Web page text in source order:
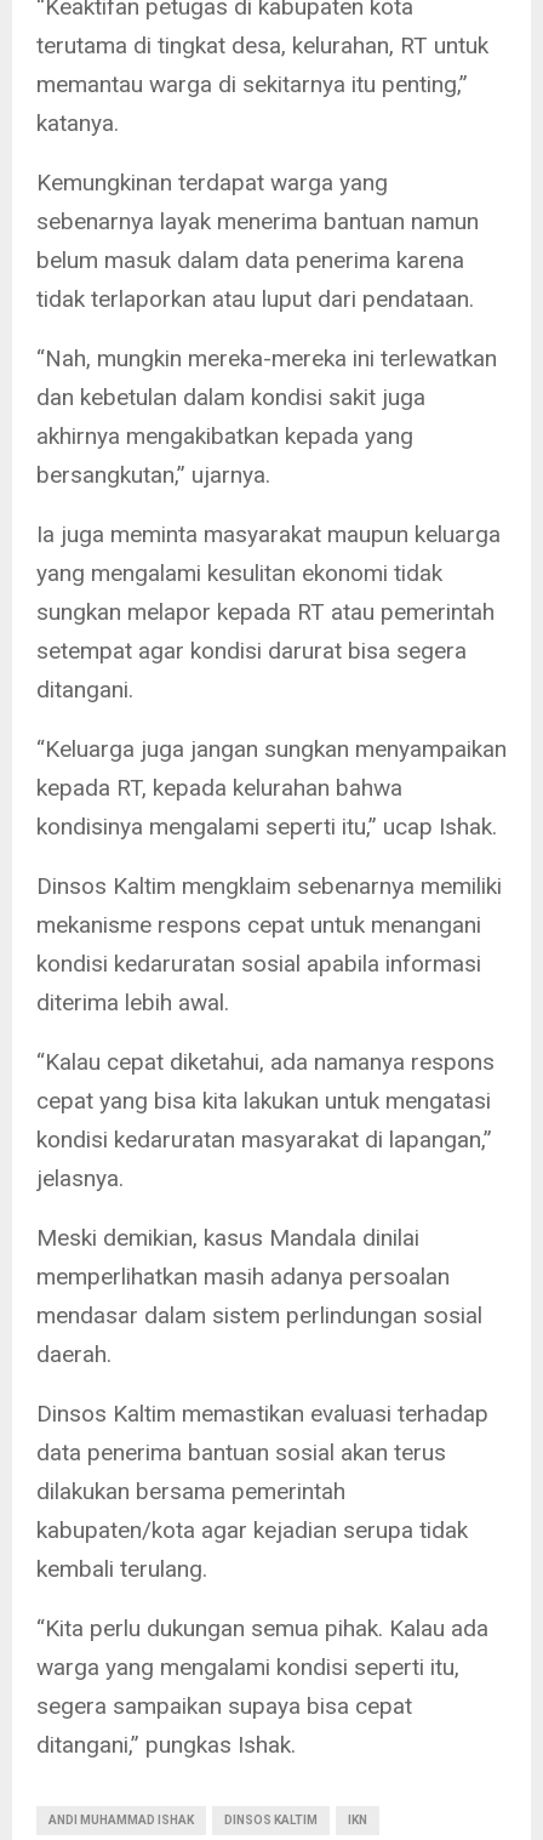
“Keaktifan petugas di kabupaten kota
terutama di tingkat desa, kelurahan, RT untuk
memantau warga di sekitarnya itu penting,”
katanya.
Kemungkinan terdapat warga yang
sebenarnya layak menerima bantuan namun
belum masuk dalam data penerima karena
tidak terlaporkan atau luput dari pendataan.
“Nah, mungkin mereka-mereka ini terlewatkan
dan kebetulan dalam kondisi sakit juga
akhirnya mengakibatkan kepada yang
bersangkutan,” ujarnya.
Ia juga meminta masyarakat maupun keluarga
yang mengalami kesulitan ekonomi tidak
sungkan melapor kepada RT atau pemerintah
setempat agar kondisi darurat bisa segera
ditangani.
“Keluarga juga jangan sungkan menyampaikan
kepada RT, kepada kelurahan bahwa
kondisinya mengalami seperti itu,” ucap Ishak.
Dinsos Kaltim mengklaim sebenarnya memiliki
mekanisme respons cepat untuk menangani
kondisi kedaruratan sosial apabila informasi
diterima lebih awal.
“Kalau cepat diketahui, ada namanya respons
cepat yang bisa kita lakukan untuk mengatasi
kondisi kedaruratan masyarakat di lapangan,”
jelasnya.
Meski demikian, kasus Mandala dinilai
memperlihatkan masih adanya persoalan
mendasar dalam sistem perlindungan sosial
daerah.
Dinsos Kaltim memastikan evaluasi terhadap
data penerima bantuan sosial akan terus
dilakukan bersama pemerintah
kabupaten/kota agar kejadian serupa tidak
kembali terulang.
“Kita perlu dukungan semua pihak. Kalau ada
warga yang mengalami kondisi seperti itu,
segera sampaikan supaya bisa cepat
ditangani,” pungkas Ishak.
ANDI MUHAMMAD ISHAK DINSOS KALTIM IKN